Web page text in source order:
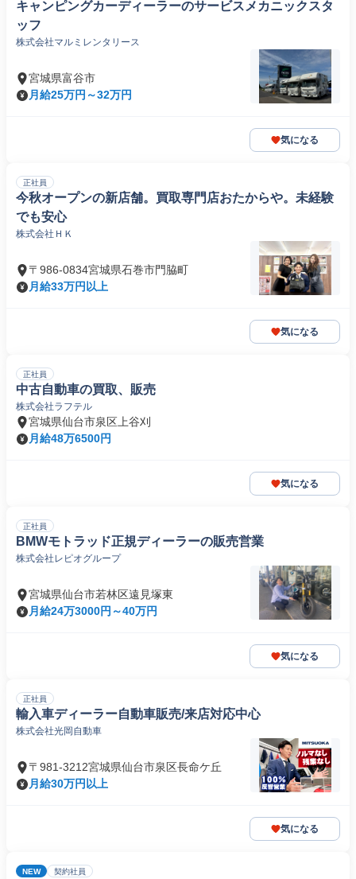
キャンピングカーディーラーのサービスメカニックスタ
ッフ
株式会社マルミレンタリース
宮城県富谷市
月給25万円～32万円
気になる
正社員
今秋オープンの新店舗。買取専門店おたからや。未経験
でも安心
株式会社ＨＫ
〒986-0834宮城県石巻市門脇町
月給33万円以上
気になる
正社員
中古自動車の買取、販売
株式会社ラフテル
宮城県仙台市泉区上谷刈
月給48万6500円
気になる
正社員
BMWモトラッド正規ディーラーの販売営業
株式会社レピオグループ
宮城県仙台市若林区遠見塚東
月給24万3000円～40万円
気になる
正社員
輸入車ディーラー自動車販売/来店対応中心
株式会社光岡自動車
〒981-3212宮城県仙台市泉区長命ケ丘
月給30万円以上
気になる
NEW 契約社員